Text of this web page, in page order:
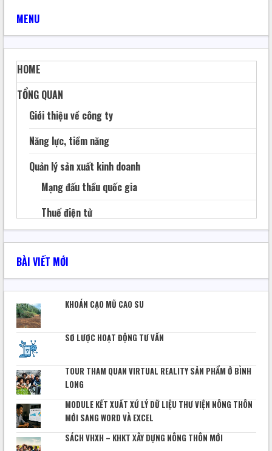
QUẢN LÝ TƯ LIỆU TRONG HỆ THỐNG THƯ VIỆN
ĐIỆN TỬ NÔNG THÔN MỚI
TranQuocHoan 23 Tháng 5, 2025
MENU
HOME
TỔNG QUAN
Giới thiệu về công ty
Năng lực, tiềm năng
Quản lý sản xuất kinh doanh
Mạng đấu thầu quốc gia
Thuế điện tử
Hóa đơn điện tử
Bảo hiểm xã hội
Báo khoa học
Sáng tạo kỹ thuật
CHUYỂN ĐỔI SỐ
Phần mềm – website
Quản lý sản xuất
BÀI VIẾT MỚI
KHOÁN CẠO MŨ CAO SU
SƠ LƯỢC HOẠT ĐỘNG TƯ VẤN
TOUR THAM QUAN VIRTUAL REALITY SẢN PHẨM Ở BÌNH
LONG
MODULE KẾT XUẤT XỨ LÝ DỮ LIỆU THƯ VIỆN NÔNG THÔN
MỚI SANG WORD VÀ EXCEL
SÁCH VHXH – KHKT XÂY DỰNG NÔNG THÔN MỚI